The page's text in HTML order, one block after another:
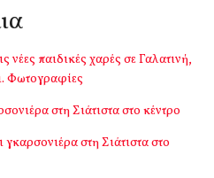
νέες παιδικές χαρές σε Γαλατινή,
Φωτογραφίες
στη Σιάτιστα στο κέντρο
γκαρσονιέρα στη Σιάτιστα στο